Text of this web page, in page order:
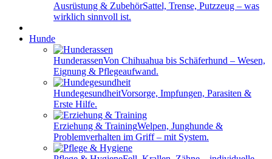
Ausrüstung & ZubehörSattel, Trense, Putzzeug – was
wirklich sinnvoll ist.
Hunde
HunderassenVon Chihuahua bis Schäferhund – Wesen,
Eignung & Pflegeaufwand.
HundegesundheitVorsorge, Impfungen, Parasiten &
Erste Hilfe.
Erziehung & TrainingWelpen, Junghunde &
Problemverhalten im Griff – mit System.